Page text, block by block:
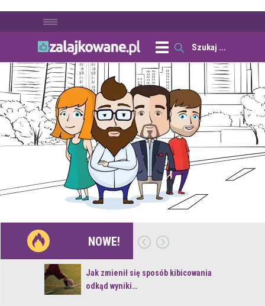
NOWE!
Jak zmienił się sposób kibicowania
odkąd wyniki…